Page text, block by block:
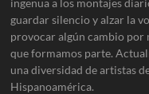
ingenua a los montajes
guardar silencio y alzar la
provocar algún cambio por
que formamos parte.
una diversidad de artistas
Hispanoamérica.